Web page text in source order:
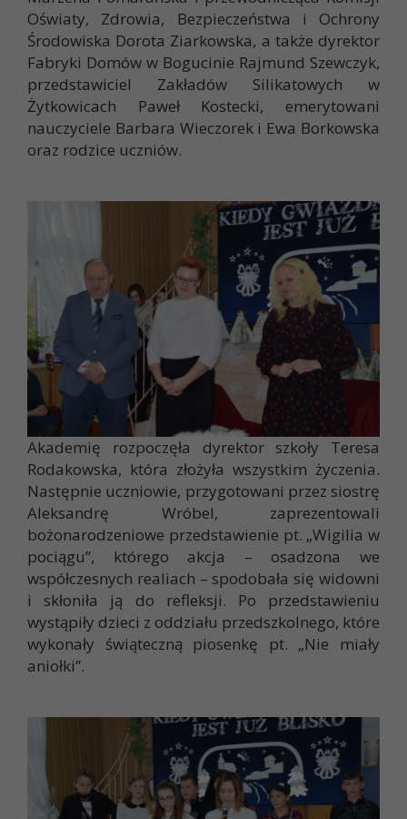
Oświaty, Zdrowia, Bezpieczeństwa i Ochrony
Środowiska Dorota Ziarkowska, a także dyrektor
Fabryki Domów w Bogucinie Rajmund Szewczyk,
przedstawiciel Zakładów Silikatowych w
Żytkowicach Paweł Kostecki, emerytowani
nauczyciele Barbara Wieczorek i Ewa Borkowska
oraz rodzice uczniów.
Akademię rozpoczęła dyrektor szkoły Teresa
Rodakowska, która złożyła wszystkim życzenia.
Następnie uczniowie, przygotowani przez siostrę
Aleksandrę Wróbel, zaprezentowali
bożonarodzeniowe przedstawienie pt. „Wigilia w
pociągu”, którego akcja – osadzona we
współczesnych realiach – spodobała się widowni
i skłoniła ją do refleksji. Po przedstawieniu
wystąpiły dzieci z oddziału przedszkolnego, które
wykonały świąteczną piosenkę pt. „Nie miały
aniołki”.